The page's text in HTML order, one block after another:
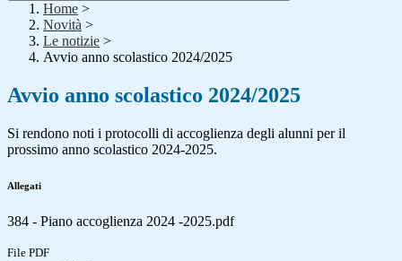
Home >
Novità >
Le notizie >
Avvio anno scolastico 2024/2025
Avvio anno scolastico 2024/2025
Si rendono noti i protocolli di accoglienza degli alunni per il
prossimo anno scolastico 2024-2025.
Allegati
384 - Piano accoglienza 2024 -2025.pdf
File PDF